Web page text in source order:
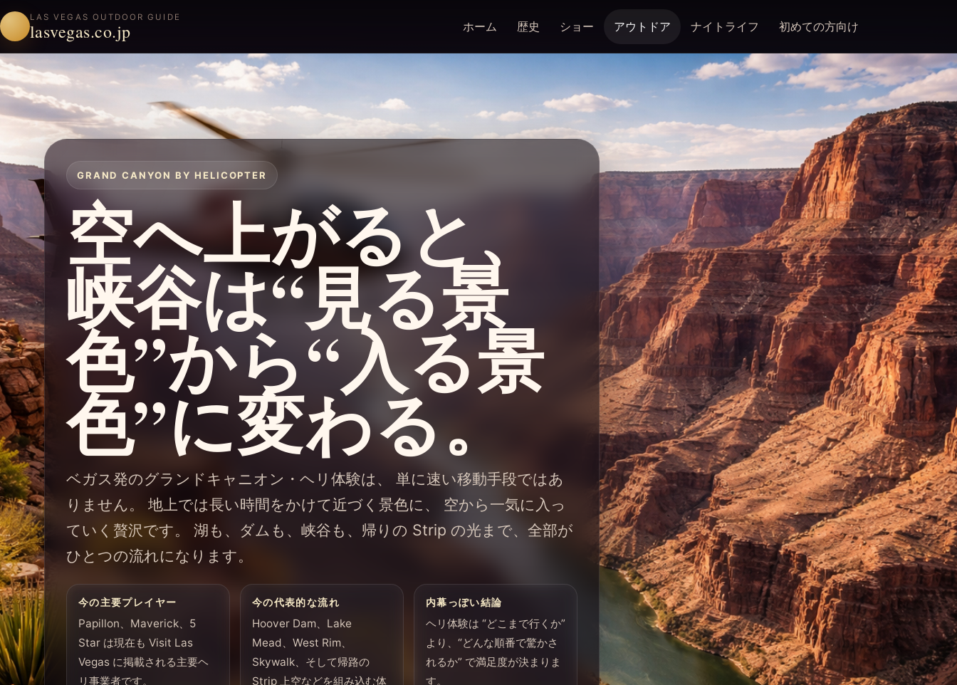
LAS VEGAS OUTDOOR GUIDE
lasvegas.co.jp ホーム 歴史 ショー アウトドア ナイトライフ 初めての方向け
GRAND CANYON BY HELICOPTER
空へ上がると、
峡谷は“見る景
色”から“入る景
色”に変わる。
ベガス発のグランドキャニオン・ヘリ体験は、 単に速い移動手段ではあ
りません。 地上では長い時間をかけて近づく景色に、 空から一気に入っ
ていく贅沢です。 湖も、ダムも、峡谷も、帰りの Strip の光まで、全部が
ひとつの流れになります。
今の主要プレイヤー
Papillon、Maverick、5
Star は現在も Visit Las
Vegas に掲載される主要ヘ
リ事業者です。
今の代表的な流れ
Hoover Dam、Lake
Mead、West Rim、
Skywalk、そして帰路の
Strip 上空などを組み込む体
内幕っぽい結論
ヘリ体験は “どこまで行くか”
より、“どんな順番で驚かさ
れるか” で満足度が決まりま
す。